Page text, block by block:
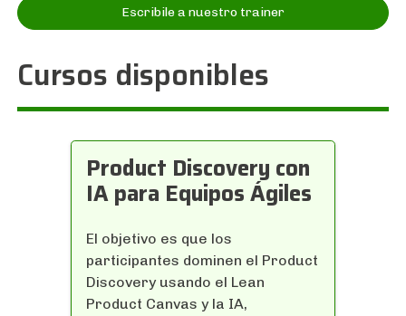
Escribile a nuestro trainer
Cursos disponibles
Product Discovery con
IA para Equipos Ágiles
El objetivo es que los
participantes dominen el Product
Discovery usando el Lean
Product Canvas y la IA,